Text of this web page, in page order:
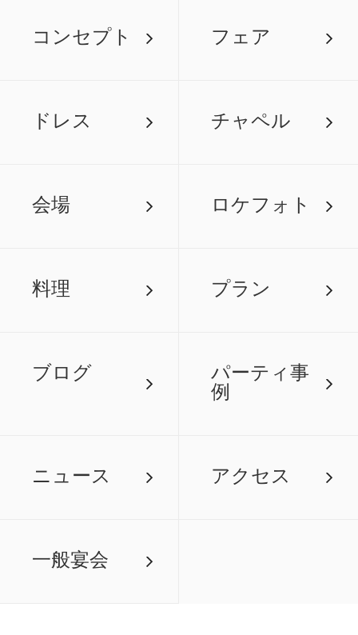
コンセプト フェア
ドレス チャペル
会場 ロケフォト
料理 プラン
ブログ
パーティ事
例
ニュース アクセス
一般宴会